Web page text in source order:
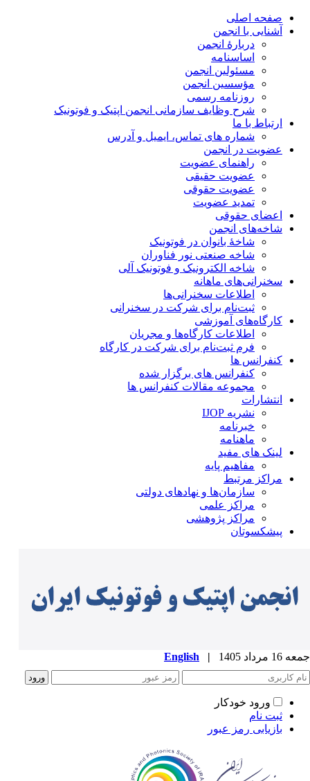
صفحه اصلی
آشنایی با انجمن
دربارۀ انجمن
اساسنامه
مسئولین انجمن
مؤسسین انجمن
روزنامه رسمی
شرح وظایف سازمانی انجمن اپتیک و فوتونیک
ارتباط با ما
شماره های تماس، ایمیل و آدرس
عضویت در انجمن
راهنمای عضویت
عضویت حقیقی
عضویت حقوقی
تمدید عضویت
اعضای حقوقی
شاخه‌های انجمن
شاخۀ بانوان در فوتونیک
شاخه صنعتی نور فناوران
شاخه‌ الکترونیک و فوتونیک آلی
سخنرانی‌های ماهانه
اطلاعات سخنرانی‌‌ها
ثبت‌نام برای شرکت در سخنرانی
کارگاه‌های آموزشی
اطلاعات کارگاه‌ها و مجریان
فرم ثبت‌نام برای شرکت در کارگاه
کنفرانس ها
کنفرانس های برگزار شده
مجموعه مقالات کنفرانس ها
انتشارات
نشریه IJOP
خبرنامه
ماهنامه
لینک های مفید
مفاهیم پایه
مراکز مرتبط
سازمان‌ها و نهادهای دولتی
مراکز علمی
مراکز پژوهشی
پیشکسوتان
مرداد 1405 |
English
ورود خودکار
ثبت نام
بازیابی رمز عبور